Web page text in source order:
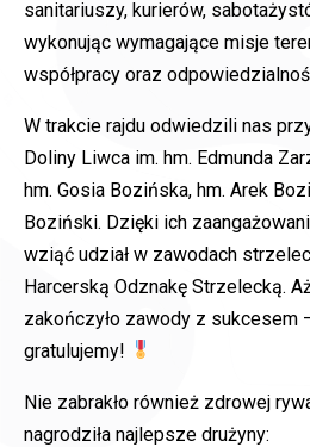
sanitariuszy, kurierów,
wykonując wymagające misje
współpracy oraz
W trakcie rajdu odwiedzili nas
Doliny Liwca im. hm. Edmunda
hm. Gosia Bozińska, hm. Arek
Boziński. Dzięki ich
wziąć udział w zawodach
Harcerską Odznakę Strzelecką.
zakończyło zawody z sukcesem
gratulujemy!
Nie zabrakło również zdrowej
nagrodziła najlepsze drużyny: